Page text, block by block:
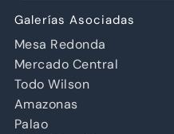
Galerías Asociadas
Mesa Redonda
Mercado Central
Todo Wilson
Amazonas
Palao